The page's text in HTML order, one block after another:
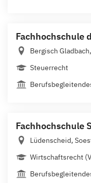
Fachhochschule
Bergisch
Steuerrecht
Fachhochschule
Lüdenscheid,
Wirtschaftsrecht